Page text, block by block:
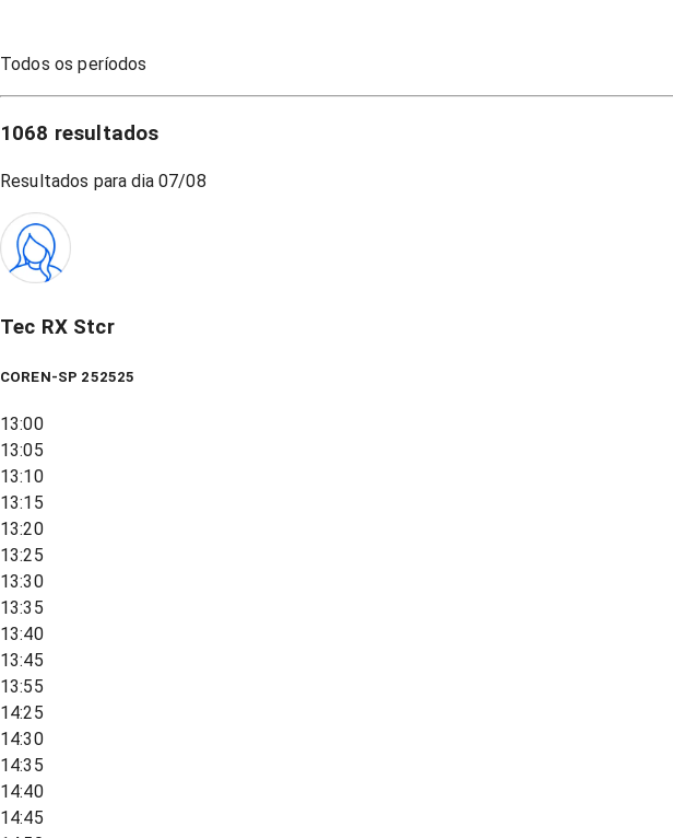
Todos os períodos
1068 resultados
Resultados para dia 07/08
Tec RX Stcr
COREN-SP 252525
13:00
13:05
13:10
13:15
13:20
13:25
13:30
13:35
13:40
13:45
13:55
14:25
14:30
14:35
14:40
14:45